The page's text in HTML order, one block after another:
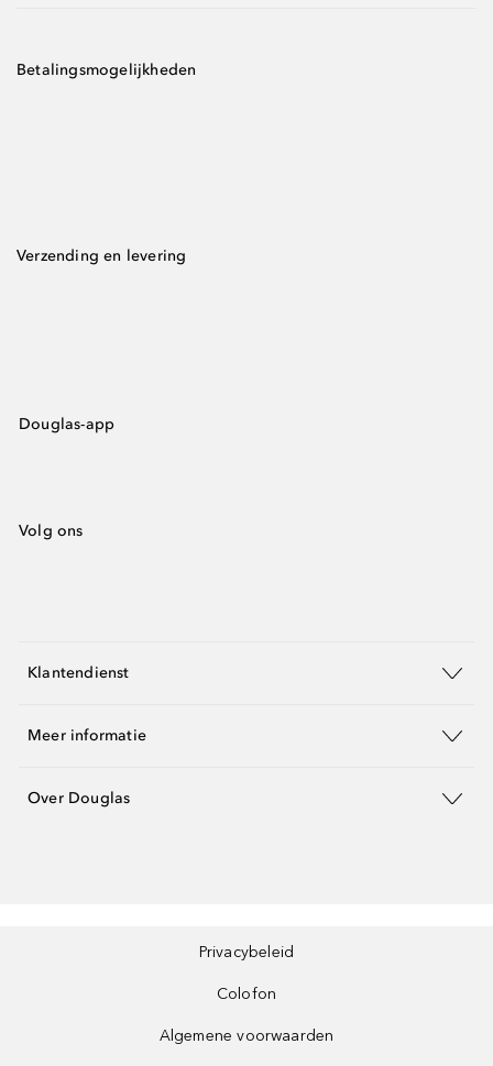
Betalingsmogelijkheden
Verzending en levering
Douglas-app
Volg ons
Klantendienst
Meer informatie
Over Douglas
Privacybeleid
Colofon
Algemene voorwaarden